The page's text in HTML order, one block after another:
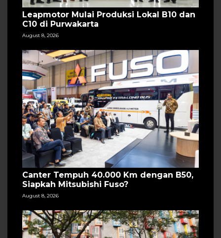
Leapmotor Mulai Produksi Lokal B10 dan
C10 di Purwakarta
August 8, 2026
Canter Tempuh 40.000 Km dengan B50,
Siapkah Mitsubishi Fuso?
August 8, 2026